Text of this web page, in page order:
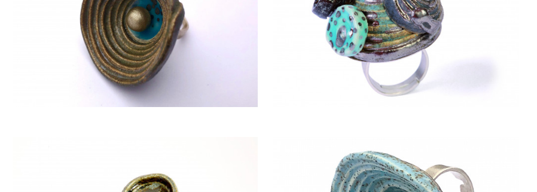
ACQUISTARE ACQUISTARE